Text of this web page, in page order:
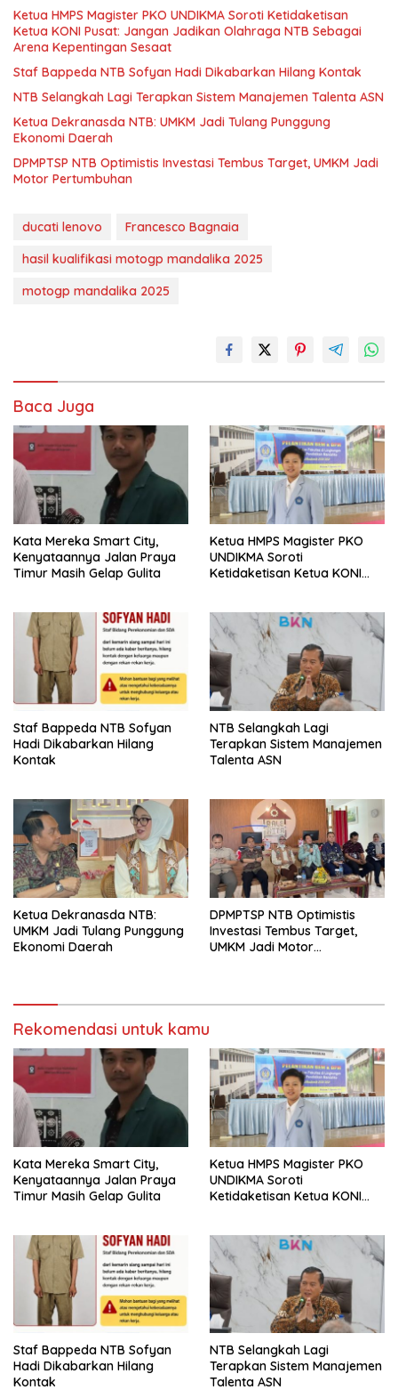
Ketua HMPS Magister PKO UNDIKMA Soroti Ketidaketisan
Ketua KONI Pusat: Jangan Jadikan Olahraga NTB Sebagai
Arena Kepentingan Sesaat
Staf Bappeda NTB Sofyan Hadi Dikabarkan Hilang Kontak
NTB Selangkah Lagi Terapkan Sistem Manajemen Talenta ASN
Ketua Dekranasda NTB: UMKM Jadi Tulang Punggung
Ekonomi Daerah
DPMPTSP NTB Optimistis Investasi Tembus Target, UMKM Jadi
Motor Pertumbuhan
ducati lenovo
Francesco Bagnaia
hasil kualifikasi motogp mandalika 2025
motogp mandalika 2025
Baca Juga
Kata Mereka Smart City,
Kenyataannya Jalan Praya
Timur Masih Gelap Gulita
Ketua HMPS Magister PKO
UNDIKMA Soroti
Ketidaketisan Ketua KONI
Arena Kepentingan Sesaat
Staf Bappeda NTB Sofyan
Hadi Dikabarkan Hilang
Kontak
NTB Selangkah Lagi
Terapkan Sistem Manajemen
Talenta ASN
Ketua Dekranasda NTB:
UMKM Jadi Tulang Punggung
Ekonomi Daerah
DPMPTSP NTB Optimistis
Investasi Tembus Target,
UMKM Jadi Motor
Rekomendasi untuk kamu
Kata Mereka Smart City,
Kenyataannya Jalan Praya
Timur Masih Gelap Gulita
Ketua HMPS Magister PKO
UNDIKMA Soroti
Ketidaketisan Ketua KONI
Arena Kepentingan Sesaat
Staf Bappeda NTB Sofyan
Hadi Dikabarkan Hilang
Kontak
NTB Selangkah Lagi
Terapkan Sistem Manajemen
Talenta ASN